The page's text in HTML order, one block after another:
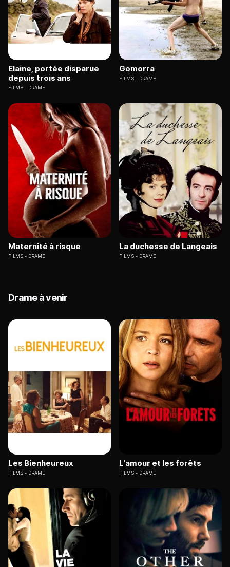
Elaine, portée disparue
depuis trois ans
FILMS DRAME
Gomorra
FILMS DRAME
Maternité à risque
FILMS DRAME
La duchesse de Langeais
FILMS DRAME
Drame à venir
Les Bienheureux
FILMS DRAME
L'amour et les forêts
FILMS DRAME